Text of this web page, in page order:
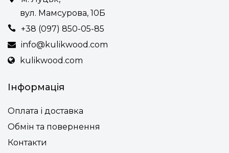
вул. Мамсурова, 10Б
+38 (097) 850-05-85
info@kulikwood.com
kulikwood.com
Інформація
Оплата і доставка
Обмін та повернення
Контакти